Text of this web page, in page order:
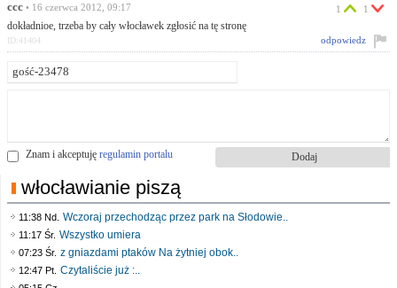
ccc • 16 czerwca 2012, 09:17
dokładnioe, trzeba by cały włocławek zgłosić na tę stronę
1 1
odpowiedz
ID:41404
Znam i akceptuję regulamin portalu
włocławianie piszą
11:38 Nd. Wczoraj przechodząc przez park na Słodowie..
11:17 Śr. Wszystko umiera
07:23 Śr. z gniazdami ptaków Na żytniej obok..
12:47 Pt. Czytaliście już :..